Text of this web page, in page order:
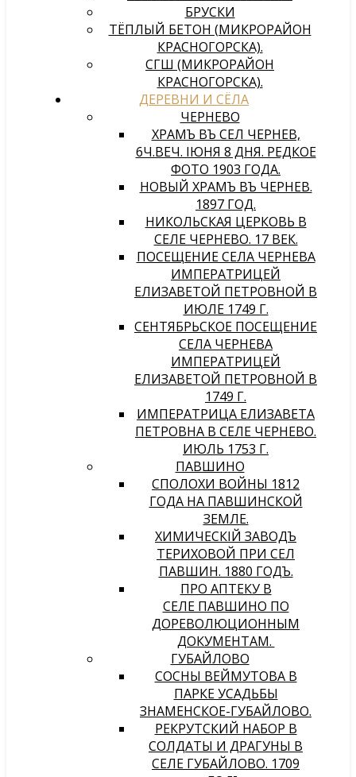
БРУСКИ
ТЁПЛЫЙ БЕТОН (МИКРОРАЙОН
КРАСНОГОРСКА).
СГШ (МИКРОРАЙОН
КРАСНОГОРСКА).
ДЕРЕВНИ И СЁЛА
ЧЕРНЕВО
ХРАМЪ ВЪ СЕЛѢ ЧЕРНЕВѢ,
6Ч.ВЕЧ. IЮНЯ 8 ДНЯ. РЕДКОЕ
ФОТО 1903 ГОДА.
НОВЫЙ ХРАМЪ ВЪ ЧЕРНЕВѢ.
1897 ГОД.
НИКОЛЬСКАЯ ЦЕРКОВЬ В
СЕЛЕ ЧЕРНЕВО. 17 ВЕК.
ПОСЕЩЕНИЕ СЕЛА ЧЕРНЕВА
ИМПЕРАТРИЦЕЙ
ЕЛИЗАВЕТОЙ ПЕТРОВНОЙ В
ИЮЛЕ 1749 Г.
СЕНТЯБРЬСКОЕ ПОСЕЩЕНИЕ
СЕЛА ЧЕРНЕВА
ИМПЕРАТРИЦЕЙ
ЕЛИЗАВЕТОЙ ПЕТРОВНОЙ В
1749 Г.
ИМПЕРАТРИЦА ЕЛИЗАВЕТА
ПЕТРОВНА В СЕЛЕ ЧЕРНЕВО.
ИЮЛЬ 1753 Г.
ПАВШИНО
СПОЛОХИ ВОЙНЫ 1812
ГОДА НА ПАВШИНСКОЙ
ЗЕМЛЕ.
ХИМИЧЕСКIЙ ЗАВОДЪ
ТЕРИХОВОЙ ПРИ СЕЛѢ
ПАВШИНѢ. 1880 ГОДЪ.
ПРО АПТЕКУ В
СЕЛЕ ПАВШИНО ПО
ДОРЕВОЛЮЦИОННЫМ
ДОКУМЕНТАМ.
ГУБАЙЛОВО
СОСНЫ ВЕЙМУТОВА В
ПАРКЕ УСАДЬБЫ
ЗНАМЕНСКОЕ-ГУБАЙЛОВО.
РЕКРУТСКИЙ НАБОР В
СОЛДАТЫ И ДРАГУНЫ В
СЕЛЕ ГУБАЙЛОВО. 1709